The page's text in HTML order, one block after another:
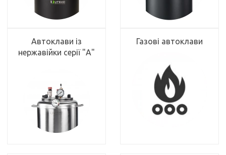
Автоклави із
нержавійки серії "А"
Газові автоклави